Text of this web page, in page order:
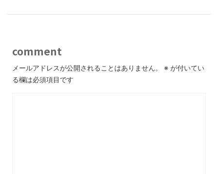
comment
メールアドレスが公開されることはありません。 ※ が付いてい
る欄は必須項目です